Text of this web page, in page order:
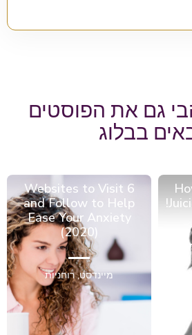
גם את הפוסטים
בבלוג
6 Websites to Visit
and Follow to Help
Ease Your Anxiety
(2020)
מיינדסט,רוחניות